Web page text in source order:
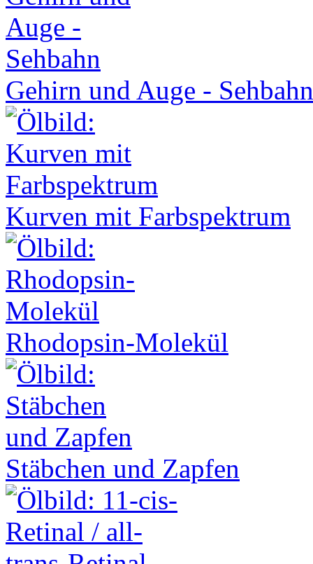
Gehirn und Auge - Sehbahn
Kurven mit Farbspektrum
Rhodopsin-Molekül
Stäbchen und Zapfen